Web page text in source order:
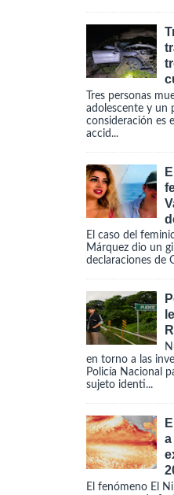
Tres personas
adolescente y un
consideración es
accid...
El caso del
Márquez dio un
declaraciones de
en torno a las
Policía Nacional
sujeto identi...
a
El fenómeno El